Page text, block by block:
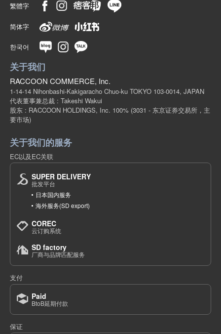
繁體字
简体字
한국어
关于我们
RACCOON COMMERCE, Inc.
1-14-14 Nihonbashi-Kakigaracho Chuo-ku TOKYO 103-0014, JAPAN
代表董事兼总裁 : Takeshi Wakui
股东 : RACCOON HOLDINGS, Inc. 100% (3031 - 东京证券交易所，主
要市场)
关于我们的服务
EC以及EC关联
SUPER DELIVERY
批发平台
日本国内服务
海外服务(SD export)
COREC
云订购系统
SD factory
厂商与品牌匹配服务
支付
Paid
BtoB延期付款
保证